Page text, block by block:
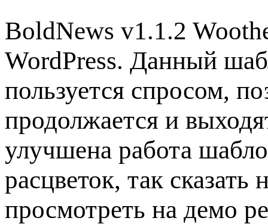
BoldNews v1.1.2
WordPress. Данный
пользуется спросом,
продолжается и
улучшена работа
расцветок, так
просмотреть на демо